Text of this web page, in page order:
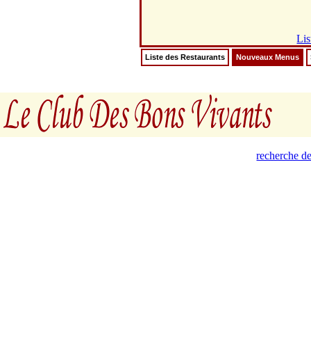
Liste des Restaurants Nouveaux Menus
recherche